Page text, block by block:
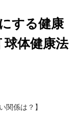
する健康
球体健康法
関係は？】